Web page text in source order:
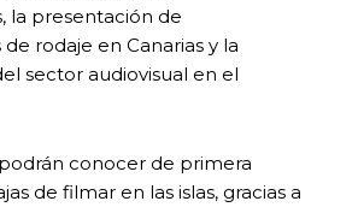
la presentación de
rodaje en Canarias y la
sector audiovisual en el
conocer de primera
de filmar en las islas, gracias a